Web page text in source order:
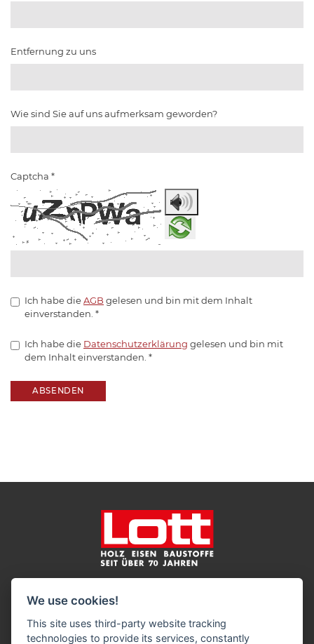
Entfernung zu uns
Wie sind Sie auf uns aufmerksam geworden?
Captcha *
Ich habe dieAGB gelesen und bin mit dem Inhalt
einverstanden. *
Ich habe die Datenschutzerklärung gelesen und bin mit
dem Inhalt einverstanden. *
ABSENDEN
Cookie-Einstellungen ändern
We use cookies!
This site uses third-party website tracking
technologies to provide its services, constantly